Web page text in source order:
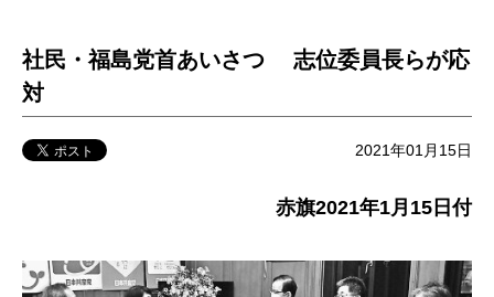
社民・福島党首あいさつ 志位委員長らが応
対
2021年01月15日
赤旗2021年1月15日付